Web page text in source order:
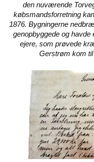
den nuværende
købsmandsforretning
1876. Bygningerne
genopbyggede og havde
ejere, som prøvede
Gerstrøm kom til